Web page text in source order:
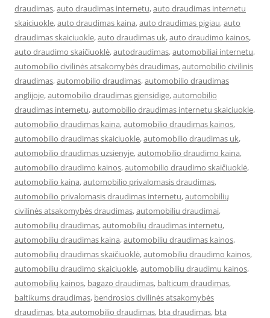
draudimas,auto draudimas internetu,auto draudimas internetu
skaiciuokle,auto draudimas kaina,auto draudimas pigiau,auto
draudimas skaiciuokle,auto draudimas uk,auto draudimo kainos,
auto draudimo skaičiuoklė,autodraudimas,automobiliai internetu,
automobilio civilinės atsakomybės draudimas,automobilio civilinis
draudimas,automobilio draudimas,automobilio draudimas
anglijoje,automobilio draudimas gjensidige,automobilio
draudimas internetu,automobilio draudimas internetu skaiciuokle,
automobilio draudimas kaina,automobilio draudimas kainos,
automobilio draudimas skaiciuokle,automobilio draudimas uk,
automobilio draudimas uzsienyje,automobilio draudimo kaina,
automobilio draudimo kainos,automobilio draudimo skaičiuoklė,
automobilio kaina,automobilio privalomasis draudimas,
automobilio privalomasis draudimas internetu,automobilių
civilinės atsakomybės draudimas,automobiliu draudimai,
automobilių draudimas,automobilių draudimas internetu,
automobiliu draudimas kaina,automobiliu draudimas kainos,
automobilių draudimas skaičiuoklė,automobiliu draudimo kainos,
automobiliu draudimo skaiciuokle,automobiliu draudimu kainos,
automobilių kainos, bagazo draudimas, balticum draudimas,
baltikums draudimas, bendrosios civilinės atsakomybės
draudimas, bta automobilio draudimas, bta draudimas, bta